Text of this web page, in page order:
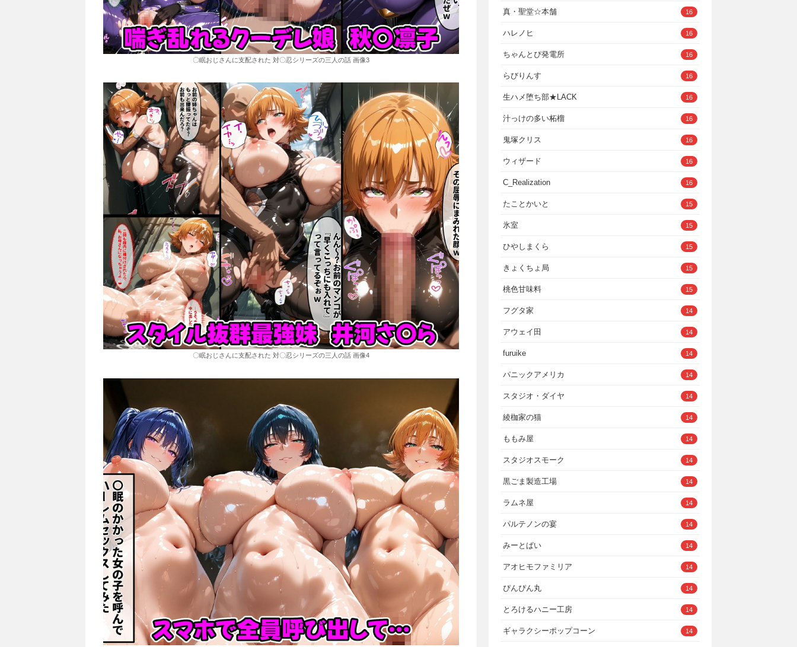
〇眠おじさんに支配された 対〇忍シリーズの三人の話 画像3
〇眠おじさんに支配された 対〇忍シリーズの三人の話 画像4
真・聖堂☆本舗 16
ハレノヒ 16
ちゃんとぴ発電所 16
らびりんす 16
生ハメ堕ち部★LACK 16
汁っけの多い柘榴 16
鬼塚クリス 16
ウィザード 16
C_Realization 16
たことかいと 15
氷室 15
ひやしまくら 15
きょくちょ局 15
桃色甘味料 15
フグタ家 14
アウェイ田 14
furuike 14
パニックアメリカ 14
スタジオ・ダイヤ 14
綾枷家の猫 14
ももみ屋 14
スタジオスモーク 14
黒ごま製造工場 14
ラムネ屋 14
パルテノンの宴 14
みーとぱい 14
アオヒモファミリア 14
ぴんぴん丸 14
とろけるハニー工房 14
ギャラクシーポップコーン 14